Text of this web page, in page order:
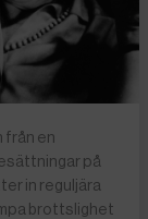
från en
på
in reguljära
brottslighet